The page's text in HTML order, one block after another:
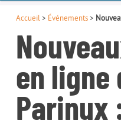
Accueil > Événements>
en ligne
Parinux